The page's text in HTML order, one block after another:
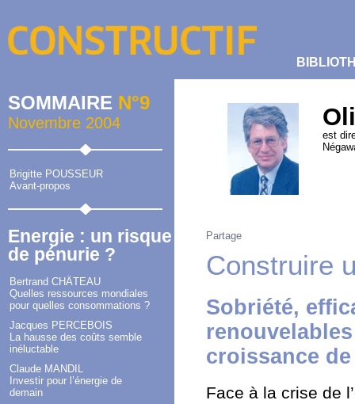
SOMMAIRE N°9
Novembre 2004
Brigitte POUSSEUR
Avant-propos
Energie : un risque
de pénurie ?
Bertrand CHÂTEAU
Quelles ressources mondiales
pour quelles consommations ?
Jacques PERCEBOIS
La hausse des coûts semble
inéluctable
Claude MANDIL
Investir pour l’énergie de
demain
est
Partage
Construire
Sobriété,
croissance
Face à la crise de